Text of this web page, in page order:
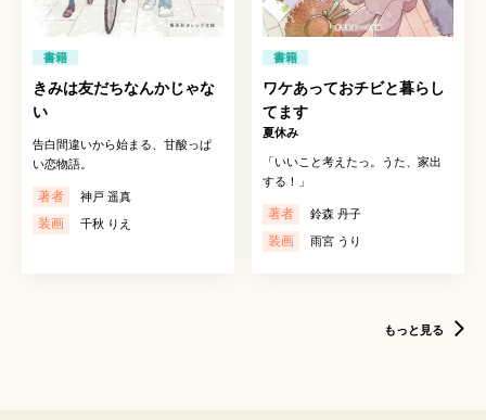
書籍
きみは友だちなんかじゃな
い
告白間違いから始まる、甘酸っぱ
い恋物語。
著者 神戸 遥真
装画 千秋 りえ
書籍
ワケあっておチビと暮らし
てます
夏休み
「いいこと考えたっ。うた、家出
する！」
著者 鈴森 丹子
装画 雨宮 うり
もっと見る